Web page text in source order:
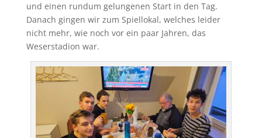
und einen rundum gelungenen Start in den Tag.
Danach gingen wir zum Spiellokal, welches leider
nicht mehr, wie noch vor ein paar Jahren, das
Weserstadion war.